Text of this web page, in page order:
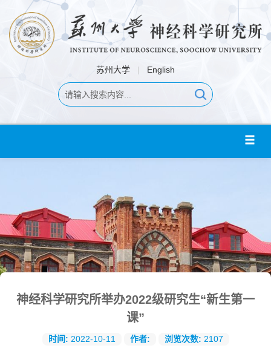
苏州大学 | English
神经科学研究所举办2022级研究生“新生第一
课”
时间: 2022-10-11 作者: 浏览次数: 2107